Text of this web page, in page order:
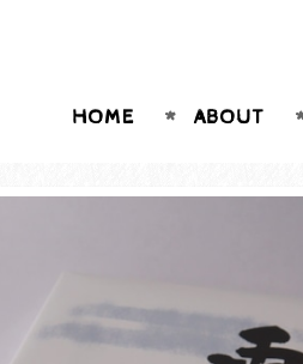
HOME ABOUT